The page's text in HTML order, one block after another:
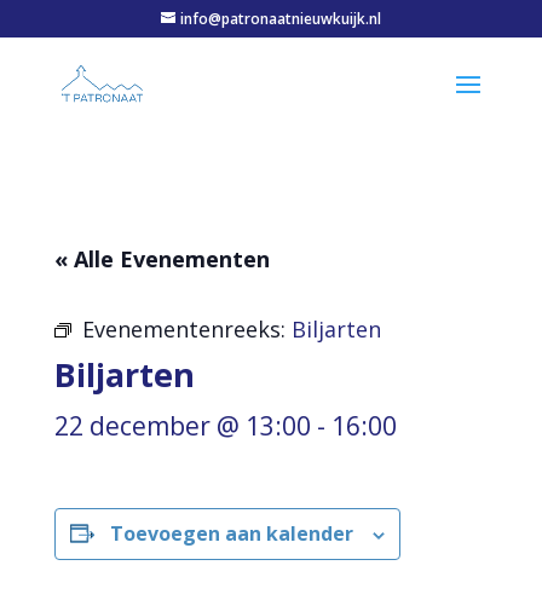
info@patronaatnieuwkuijk.nl
« Alle Evenementen
Evenementenreeks: Biljarten
Biljarten
22 december @ 13:00 - 16:00
Toevoegen aan kalender